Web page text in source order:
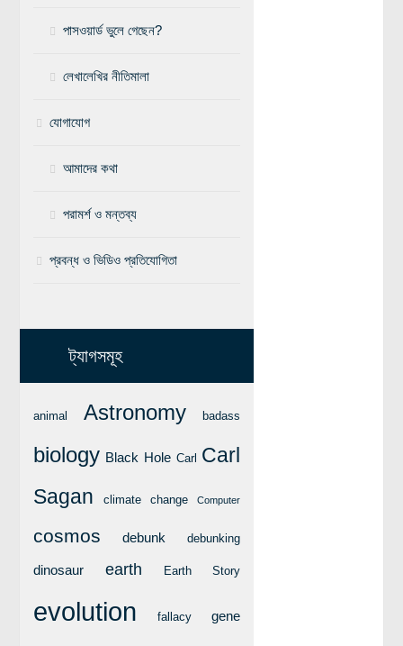
বিদেশী বিজ্ঞানী
প্রশ্নমালা
বিজ্ঞানযাত্রায় লেখা জমা দেয়ার নির্দেশনাসমূহ
তথ্য ও যোগাযোগ
লক্ষ্য ও উদ্দেশ্য
যোগাযোগ
পাসওয়ার্ড ভুলে গেছেন?
লেখালেখির নীতিমালা
যোগাযোগ
আমাদের কথা
পরামর্শ ও মন্তব্য
প্রবন্ধ ও ভিডিও প্রতিযোগিতা
ট্যাগসমূহ
animal Astronomy badass
biology Black Hole Carl Carl
Sagan
climate change Computer
cosmos debunk debunking
dinosaur earth Earth Story
evolution fallacy gene